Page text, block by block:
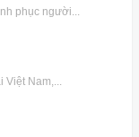
phục người...
Nam,...